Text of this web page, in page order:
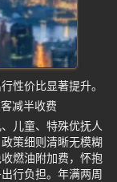
性价比显著提升。
减半收费
儿童、特殊优抚人
策细则清晰无模糊
燃油附加费，怀抱
行负担。年满两周